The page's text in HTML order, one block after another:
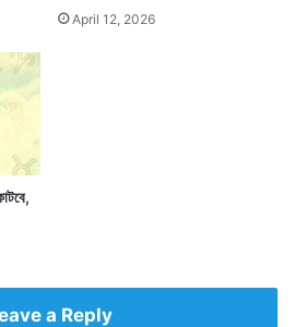
অনুযায়ী করা হল তা শুধুমাত্র এক
আমার মনগড়া কোনও কথা নয়।
প্রান্তে ভ্রমণকালীন পথচলতি
সাধুদের বলা প্রতিকারগুলিই এখানে
April 12, 2026
a Reply